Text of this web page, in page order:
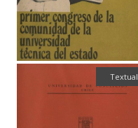
Textual